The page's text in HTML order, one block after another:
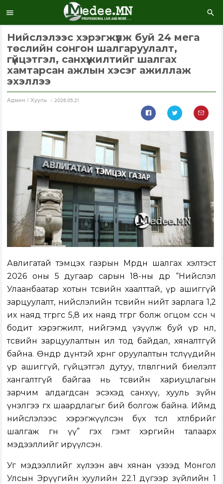
Нийслэлээс хэрэгжүүлж буй 24 мега
төслийн сонгон шалгаруулалт,
гүйцэтгэл, санхүүжилтийг шалгах
хамтарсан ажлын хэсэг ажиллаж
эхэллээ
Aдмин / Хууль 2026.05.21
Авлигатай тэмцэх газрын Мөрдөн шалгах хэлтэст
2026 оны 5 дугаар сарын 18-ны өдөр “Нийслэл
Улаанбаатар хотын төсвийн хаалттай, үр ашиггүй
зарцуулалт, нийслэлийн төсвийн нийт зарлага 1,2
их наяд төгрөгөөс 5,8 их наяд төгрөг болж огцом өссөн ч
бодит хэрэгжилт, нийгэмд үзүүлж буй үр нөлөө,
төсвийн зарцуулалтын ил тод байдал, хяналтгүй
байна. Өндөр дүнтэй хөрөнгө оруулалтын төслүүдийн
үр ашиггүй, гүйцэтгэл дутуу, төлөвлөгөөний биелэлт
хангалтгүй байгаа нь төсвийн хариуцлагын
зарчим алдагдсан эсэхэд санхүү, хууль зүйн
үнэлгээ өгөх шаардлагыг бий болгож байна. Иймд
нийслэлээс хэрэгжүүлсэн бүх төсөл хөтөлбөрийг
шалгаж өгнө үү” гэх гэмт хэргийн талаарх
мэдээллийг ирүүлсэн.
Уг мэдээллийг хүлээн авч хянан үзээд Монгол
Улсын Эрүүгийн хуулийн 22.1 дүгээр зүйлийн 1